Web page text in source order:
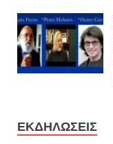
ΕΚΔΗΛΩΣΕΙΣ